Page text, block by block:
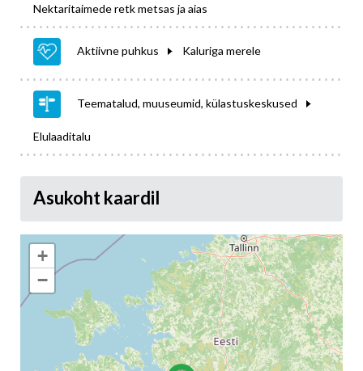
Nektaritaimede retk metsas ja aias
Aktiivne puhkus Kaluriga merele
Teematalud, muuseumid, külastuskeskused
Elulaaditalu
Asukoht kaardil
+
−